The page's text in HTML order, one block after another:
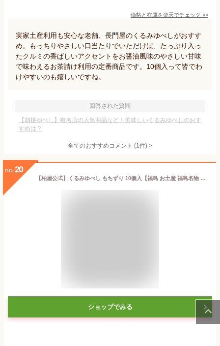
価格と在庫を楽天でチェック >>
実家土産利用も安心な老舗、長門屋のくるみゆべしがおすす
め。もっちりやさしい口当たりでいただけば、たっぷり入っ
たクルミの香ばしいアクセントをお醤油風味のやさしい甘味
で味わえるお茶請け利用の定番商品です。10個入って皆でわ
けやすいのも嬉しいですね。
回答された質問
【胡桃ゆべし】有名店の人気商品など！美味しいくるみゆべしのおす
すめは？
全てのおすすめコメント (1件) >
no. 20
【柏屋公式】くるみゆべし もちずり 10個入【福島 お土産 福島名物 贈り物 ギフト】
ショップでみる